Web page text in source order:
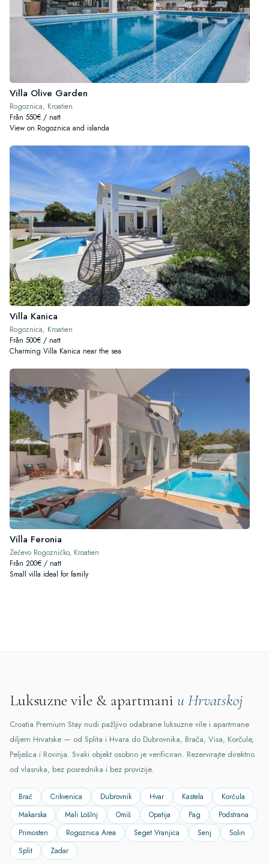
Villa Olive Garden
Rogoznica, Kroatien
Från 550€ / natt
View on Rogoznica and islanda
Villa Kanica
Rogoznica, Kroatien
Från 500€ / natt
Charming Villa Kanica near the sea
Villa Feronia
Zečevo Rogozničko, Kroatien
Från 200€ / natt
Small villa ideal for family
Luksuzne vile & apartmani u Hrvatskoj
Croatia Premium Stay nudi pažljivo odabrane luksuzne vile i apartmane
diljem Hrvatske — od Splita i Hvara do Dubrovnika, Brača, Visa, Korčule,
Pelješca i Rovinja. Svaki objekt osobno je verificiran. Rezervirajte direktno
od vlasnika, bez posrednika i bez provizije.
Brač Crikvenica Dubrovnik Hvar Kastela
Korčula
Makarska
Mali LošInj Omiš Opatija Pag
Podstrana
Primosten
Rogoznica Area Seget Vranjica Senj
Solin
Split
Zadar